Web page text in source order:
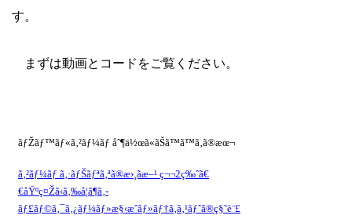
す。
まずは動画とコードをご覧ください。